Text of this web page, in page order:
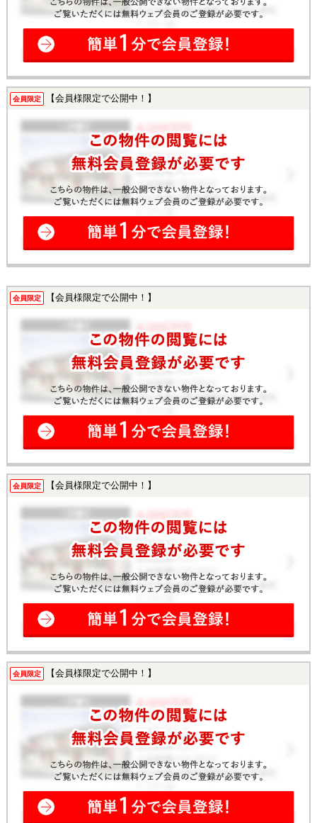
会員限定 【会員様限定で公開中！】
会員限定 【会員様限定で公開中！】
会員限定 【会員様限定で公開中！】
会員限定 【会員様限定で公開中！】